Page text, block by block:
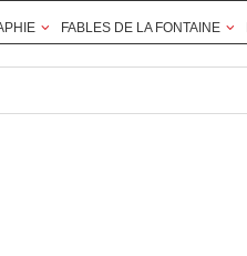
FABLES DE LA FONTAINE